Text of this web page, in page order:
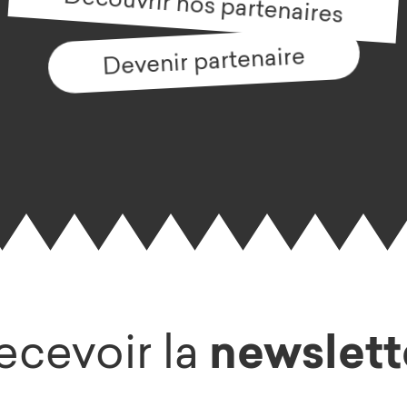
Devenir partenaire
la